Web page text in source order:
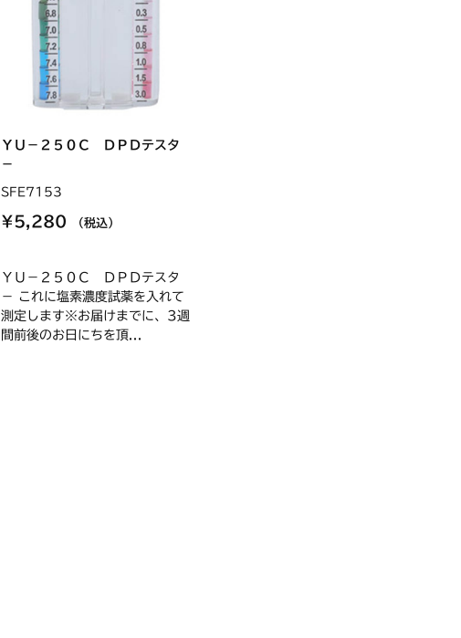
ＹＵ－２５０Ｃ ＤＰＤテスタ
－
SFE7153
¥5,280 （税込）
ＹＵ－２５０Ｃ ＤＰＤテスタ
－ これに塩素濃度試薬を入れて
測定します※お届けまでに、3週
間前後のお日にちを頂...